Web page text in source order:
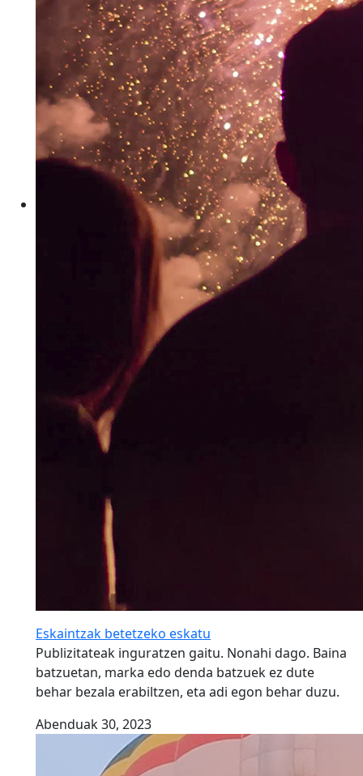
Eskaintzak betetzeko eskatu
Publizitateak inguratzen gaitu. Nonahi dago. Baina
batzuetan, marka edo denda batzuek ez dute
behar bezala erabiltzen, eta adi egon behar duzu.
Abenduak 30, 2023